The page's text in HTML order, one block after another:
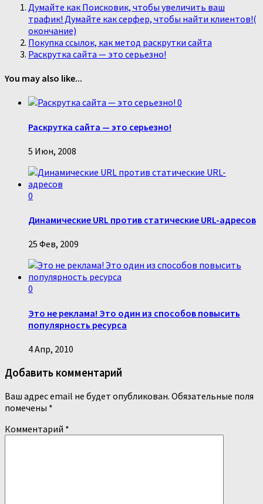
Думайте как Поисковик, чтобы увеличить ваш
трафик! Думайте как серфер, чтобы найти клиентов!(
окончание)
Покупка ссылок, как метод раскрутки сайта
Раскрутка сайта — это серьезно!
You may also like...
0
Раскрутка сайта — это серьезно!
5 Июн, 2008
0
Динамические URL против статические URL-адресов
25 Фев, 2009
0
Это не реклама! Это один из способов повысить
популярность ресурса
4 Апр, 2010
Добавить комментарий
Ваш адрес email не будет опубликован. Обязательные поля
помечены *
Комментарий *